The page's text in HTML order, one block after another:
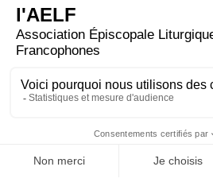
ORAISON
Père, au milieu du jour tu nous
repos pour refaire nos corps et
profit pour ton service et celui de